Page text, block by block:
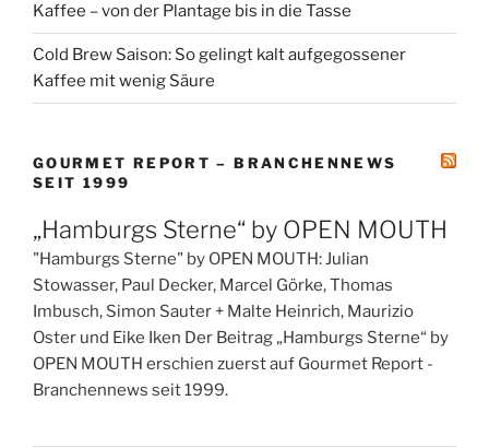
Kaffee – von der Plantage bis in die Tasse
Cold Brew Saison: So gelingt kalt aufgegossener
Kaffee mit wenig Säure
GOURMET REPORT – BRANCHENNEWS
SEIT 1999
„Hamburgs Sterne“ by OPEN MOUTH
"Hamburgs Sterne" by OPEN MOUTH: Julian
Stowasser, Paul Decker, Marcel Görke, Thomas
Imbusch, Simon Sauter + Malte Heinrich, Maurizio
Oster und Eike Iken Der Beitrag „Hamburgs Sterne“ by
OPEN MOUTH erschien zuerst auf Gourmet Report -
Branchennews seit 1999.